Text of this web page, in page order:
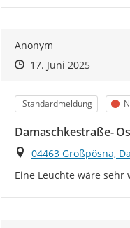
Anonym
Zeitpunkt des
Zeitpunkt des
17. Juni 2025Zur
Kategorie
Standardmeldung
Damaschkestraße-
Ort
04463 Großpösna,
Eine Leuchte wäre sehr